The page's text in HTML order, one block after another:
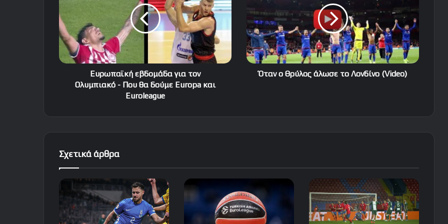
Ολυμπιακό
-
Που
δούμε
Ευρωπαϊκή εβδομάδα για τον
Ολυμπιακό - Που θα δούμε Europa και
Euroleague
άλωσε
το
Λονδίνο
(Video)
Όταν ο Θρύλος άλωσε το Λονδίνο (Video)
Σχετικά άρθρα